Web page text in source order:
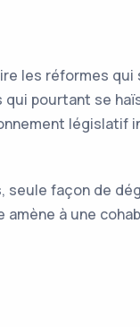
les réformes qui
qui pourtant se
législatif
façon de
à une